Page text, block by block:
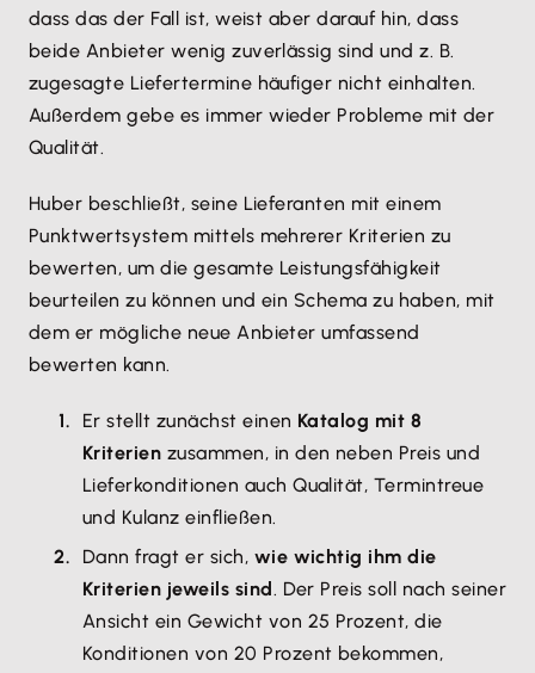
dass das der Fall ist, weist aber darauf hin, dass
beide Anbieter wenig zuverlässig sind und z. B.
zugesagte Liefertermine häufiger nicht einhalten.
Außerdem gebe es immer wieder Probleme mit der
Qualität.
Huber beschließt, seine Lieferanten mit einem
Punktwertsystem mittels mehrerer Kriterien zu
bewerten, um die gesamte Leistungsfähigkeit
beurteilen zu können und ein Schema zu haben, mit
dem er mögliche neue Anbieter umfassend
bewerten kann.
Er stellt zunächst einen Katalog mit 8
Kriterien zusammen, in den neben Preis und
Lieferkonditionen auch Qualität, Termintreue
und Kulanz einfließen.
Dann fragt er sich, wie wichtig ihm die
Kriterien jeweils sind . Der Preis soll nach seiner
Ansicht ein Gewicht von 25 Prozent, die
Konditionen von 20 Prozent bekommen,